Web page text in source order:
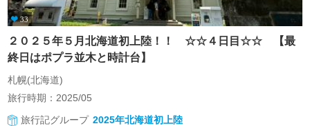
33
２０２５年５月北海道初上陸！！ ☆☆４日目☆☆ 【最
終日はポプラ並木と時計台】
札幌(北海道)
旅行時期：2025/05
旅行記グループ 2025年北海道初上陸